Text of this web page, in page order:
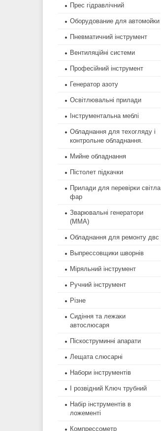
Прес гідравлічний
Оборудование для автомойки
Пневматичний інструмент
Вентиляційні системи
Професійний інструмент
Генератор азоту
Освітлювальні прилади
Інструментальна меблі
Обладнання для техогляду і
контрольне обладнання.
Мийне обладнання
Пістолет підкачки
Прилади для перевірки світла
фар
Зварювальні генератори
(MMA)
Обладнання для ремонту двс
Выпрессовщики шворнів
Міряльний інструмент
Ручний інструмент
Різне
Сидіння та лежаки
автослюсаря
Піскоструминні апарати
Лещата слюсарні
Набори інструментів
І розвідний Ключ трубний
Набір інструментів в
ложементі
Компрессометр